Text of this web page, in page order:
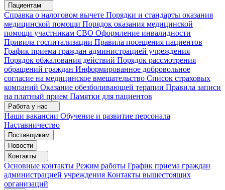
Пациентам
Справка о налоговом вычете Порядки и стандарты оказания
медицинской помощи Порядок оказания медицинской
помощи участникам СВО Оформление инвалидности
Привила госпитализации Правила посещения пациентов
График приема граждан администрацией учреждения
Порядок обжалования действий Порядок рассмотрения
обращений граждан Информированное добровольное
согласие на медицинское вмешательство Список страховых
компаний Оказание обезболивающей терапии Правила записи
на платный прием Памятки для пациентов
Работа у нас
Наши вакансии Обучение и развитие персонала
Наставничество
Поставщикам
Новости
Контакты
Основные контакты Режим работы График приема граждан
администрацией учреждения Контакты вышестоящих
организаций